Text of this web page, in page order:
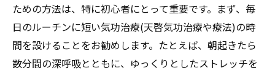
ための方法は、特に初心者にとって重要です。まず、毎
日のルーチンに短い気功治療(天啓気功治療や療法)の時
間を設けることをお勧めします。たとえば、朝起きたら
数分間の深呼吸とともに、ゆっくりとしたストレッチを